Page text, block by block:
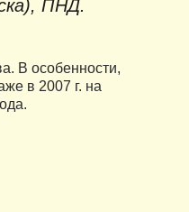
ПНД.
В особенности,
в 2007 г. на